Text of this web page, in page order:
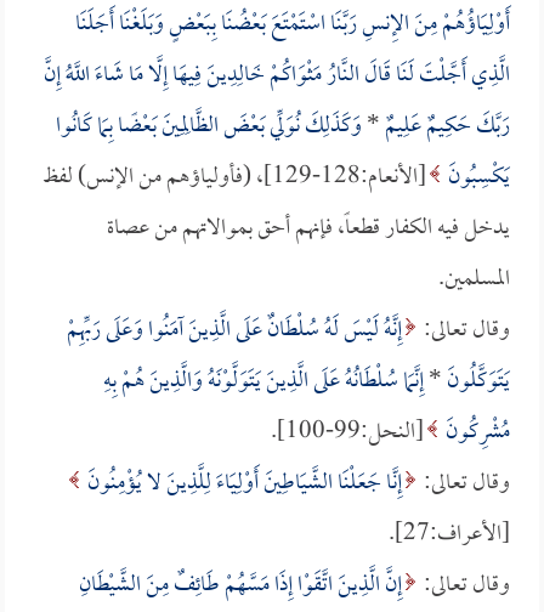
أَوْلِيَاؤُهُمْ مِنَ الإِنسِ رَبَّنَا اسْتَمْتَعَ بَعْضُنَا بِبَعْضٍ وَبَلَغْنَا أَجَلَنَا
الَّذِي أَجَّلْتَ لَنَا قَالَ النَّارُ مَثْوَاكُمْ خَالِدِينَ فِيهَا إِلَّا مَا شَاءَ اللَّهُ إِنَّ
رَبَّكَ حَكِيمٌ عَلِيمٌ*وَكَذَلِكَ نُوَلِّي بَعْضَ الظَّالِمِينَ بَعْضًا بِمَا كَانُوا
يَكْسِبُونَ
[الأنعام:128-129]، (فأولياؤهم من الإنس) لفظ
يدخل فيه الكفار قطعاً، فإنهم أحق بموالاتهم من عصاة
المسلمين.
وقال تعالى: إِنَّهُ لَيْسَ لَهُ سُلْطَانٌ عَلَى الَّذِينَ آمَنُوا وَعَلَى رَبِّهِمْ
يَتَوَكَّلُونَ*إِنَّمَا سُلْطَانُهُ عَلَى الَّذِينَ يَتَوَلَّوْنَهُ وَالَّذِينَ هُمْ بِهِ
مُشْرِكُونَ [النحل:99-100].
وقال تعالى: إِنَّا جَعَلْنَا الشَّيَاطِينَ أَوْلِيَاءَ لِلَّذِينَ لا يُؤْمِنُونَ
[الأعراف:27].
وقال تعالى: إِنَّ الَّذِينَ اتَّقَوْا إِذَا مَسَّهُمْ طَائِفٌ مِنَ الشَّيْطَانِ